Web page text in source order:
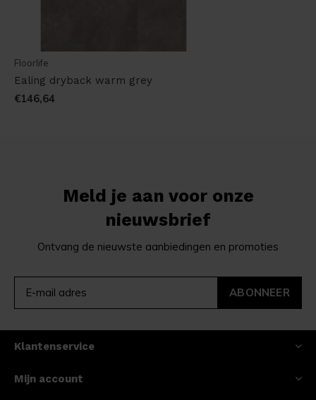
Floorlife
Ealing dryback warm grey
€146,64
Meld je aan voor onze
nieuwsbrief
Ontvang de nieuwste aanbiedingen en promoties
ABONNEER
Klantenservice
Mijn account